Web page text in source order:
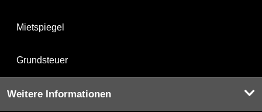
Mietspiegel
Grundsteuer
Weitere Informationen